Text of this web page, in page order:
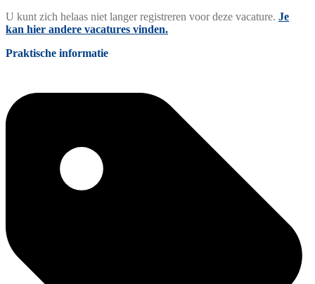
U kunt zich helaas niet langer registreren voor deze vacature. Je
kan hier andere vacatures vinden.
Praktische informatie